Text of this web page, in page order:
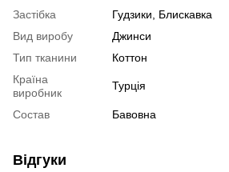
Застібка
Гудзики, Блискавка
Вид виробу
Джинси
Тип тканини
Коттон
Країна
виробник
Турція
Состав Бавовна
Відгуки